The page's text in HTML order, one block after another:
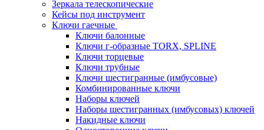
Зеркала телескопические
Кейсы под инструмент
Ключи гаечные
Ключи балонные
Ключи г-образные TORX, SPLINE
Ключи торцевые
Ключи трубные
Ключи шестигранные (имбусовые)
Комбинированные ключи
Наборы ключей
Наборы шестигранных (имбусовых) ключей
Накидные ключи